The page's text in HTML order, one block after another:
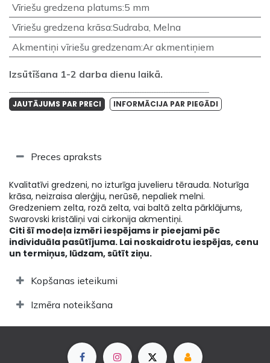
Vīriešu gredzena platums:5 mm
Vīriešu gredzena krāsa:Sudraba, Melna
Akmentiņi vīriešu gredzenam:Ar akmentiņiem
Izsūtīšana 1-2 darba dienu laikā.
JAUTĀJUMS PAR PRECI INFORMĀCIJA PAR PIEGĀDI
Preces apraksts
Kvalitatīvi gredzeni, no izturīga juvelieru tērauda. Noturīga
krāsa, neizraisa alerģiju, nerūsē, nepaliek melni.
Gredzeniem zelta, rozā zelta, vai baltā zelta pārklājums,
Swarovski kristāliņi vai cirkonija akmentiņi.
Citi šī modeļa izmēri iespējams ir pieejami pēc
individuāla pasūtījuma. Lai noskaidrotu iespējas, cenu
un termiņus, lūdzam, sūtīt ziņu.
Kopšanas ieteikumi
Izmēra noteikšana